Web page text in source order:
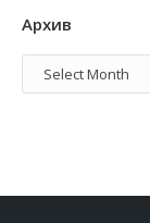
Архив
Архив